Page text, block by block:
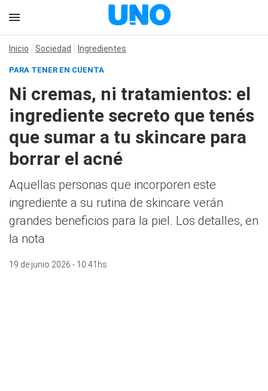
Inicio Sociedad Ingredientes
PARA TENER EN CUENTA
Ni cremas, ni tratamientos: el
ingrediente secreto que tenés
que sumar a tu skincare para
borrar el acné
Aquellas personas que incorporen este
ingrediente a su rutina de skincare verán
grandes beneficios para la piel. Los detalles, en
la nota
19 de junio 2026 - 10:41hs